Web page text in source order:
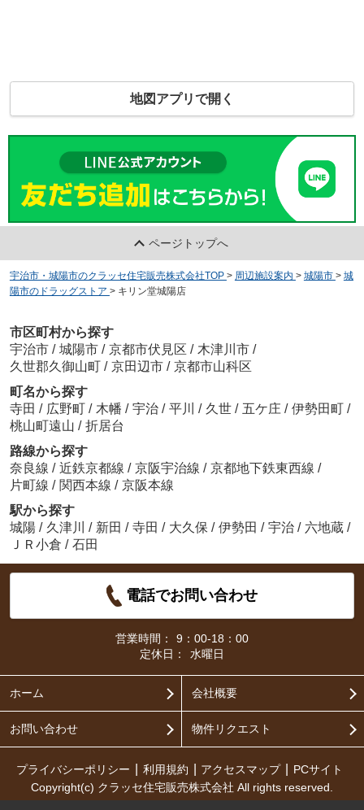
地図アプリで開く
ページトップへ
宇治市・城陽市のクラッセ住宅販売株式会社TOP > 周辺施設案内 > 城陽市 > 城
陽市のドラッグストア > キリン堂城陽店
市区町村から探す
宇治市 / 城陽市 / 京都市伏見区 / 木津川市 /
久世郡久御山町 / 京田辺市 / 京都市山科区
町名から探す
寺田 / 広野町 / 木幡 / 宇治 / 平川 / 久世 / 五ケ庄 / 伊勢田町 /
桃山町遠山 / 折居台
路線から探す
奈良線 / 近鉄京都線 / 京阪宇治線 / 京都地下鉄東西線 /
片町線 / 関西本線 / 京阪本線
駅から探す
城陽 / 久津川 / 新田 / 寺田 / 大久保 / 伊勢田 / 宇治 / 六地蔵 /
ＪＲ小倉 / 石田
電話でお問い合わせ
営業時間：
9：00-18：00
定休日：
水曜日
ホーム 会社概要
お問い合わせ 物件リクエスト
プライバシーポリシー 利用規約 アクセスマップ
PCサイト
Copyright(c) クラッセ住宅販売株式会社 All rights reserved.